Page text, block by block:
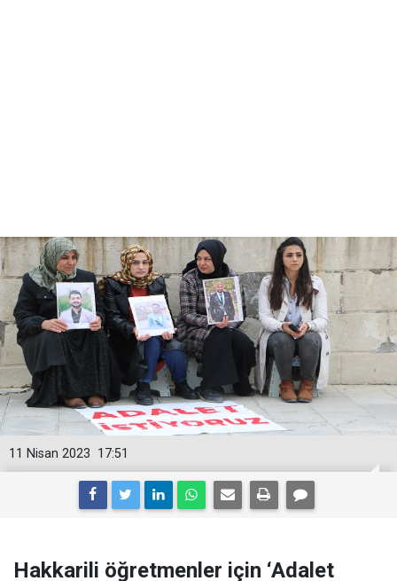
17:51
11 Nisan 2023
Hakkarili öğretmenler için ‘Adalet